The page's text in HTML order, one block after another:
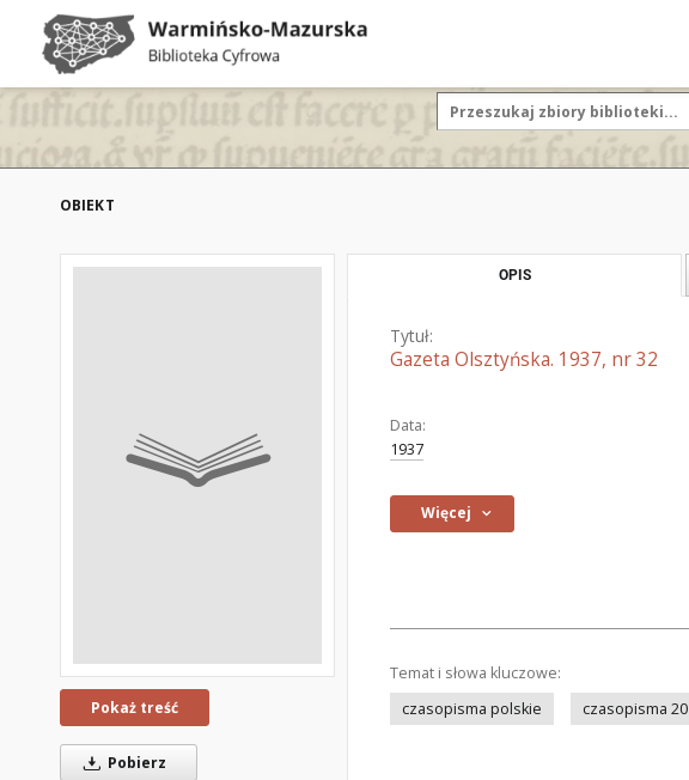
OBIEKT
Pokaż treść
Pobierz
OPIS
Tytuł:
Gazeta Olsztyńska. 1937, nr 32
Data:
1937
Więcej
Temat i słowa kluczowe:
czasopisma polskie
czasopisma